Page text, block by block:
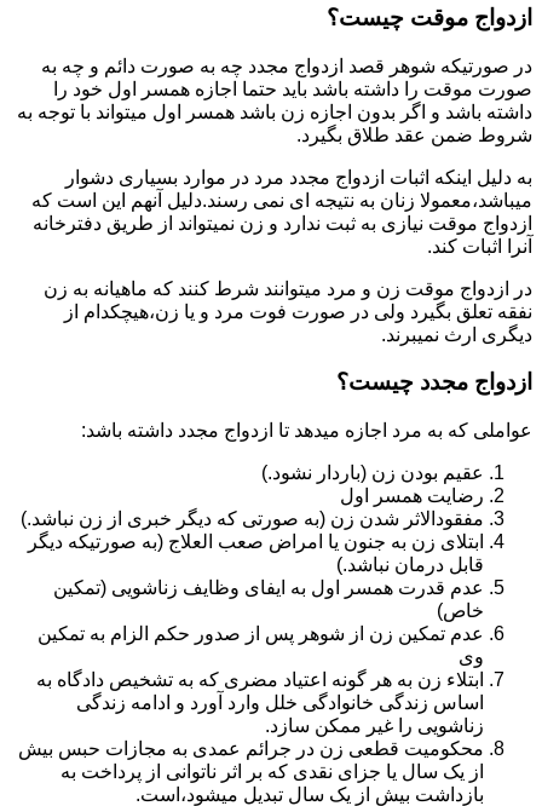
ازدواج موقت چیست؟
در صورتیکه شوهر قصد ازدواج مجدد چه به صورت دائم و چه به
صورت موقت را داشته باشد باید حتما اجازه همسر اول خود را
داشته باشد و اگر بدون اجازه زن باشد همسر اول میتواند با توجه به
شروط ضمن عقد طلاق بگیرد.
به دلیل اینکه اثبات ازدواج مجدد مرد در موارد بسیاری دشوار
میباشد،معمولا زنان به نتیجه ای نمی رسند.دلیل آنهم این است که
ازدواج موقت نیازی به ثبت ندارد و زن نمیتواند از طریق دفترخانه
آنرا اثبات کند.
در ازدواج موقت زن و مرد میتوانند شرط کنند که ماهیانه به زن
نفقه تعلق بگیرد ولی در صورت فوت مرد و یا زن،هیچکدام از
دیگری ارث نمیبرند.
ازدواج مجدد چیست؟
عواملی که به مرد اجازه میدهد تا ازدواج مجدد داشته باشد:
عقیم بودن زن (باردار نشود.)
رضایت همسر اول
مفقودالاثر شدن زن (به صورتی که دیگر خبری از زن نباشد.)
ابتلای زن به جنون یا امراض صعب العلاج (به صورتیکه دیگر
قابل درمان نباشد.)
عدم قدرت همسر اول به ایفای وظایف زناشویی (تمکین
خاص)
عدم تمکین زن از شوهر پس از صدور حکم الزام به تمکین
وی
ابتلاء زن به هر گونه اعتیاد مضری که به تشخیص دادگاه به
اساس زندگی خانوادگی خلل وارد آورد و ادامه زندگی
زناشویی را غیر ممکن سازد.
محکومیت قطعی زن در جرائم عمدی به مجازات حبس بیش
از یک سال یا جزای نقدی که بر اثر ناتوانی از پرداخت به
بازداشت بیش از یک سال تبدیل می‎شود،است.